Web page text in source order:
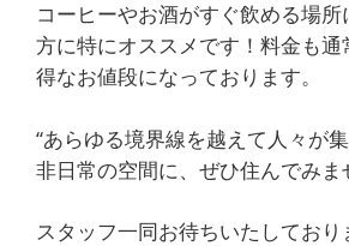
コーヒーやお酒がすぐ飲める場
方に特にオススメです！料金も通
得なお値段になっております。
“あらゆる境界線を越えて人々が集
非日常の空間に、ぜひ住んでみま
スタッフ一同お待ちいたしてお